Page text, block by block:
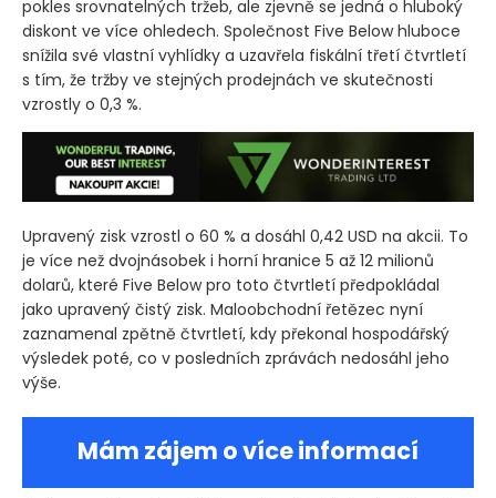
pokles srovnatelných tržeb, ale zjevně se jedná o hluboký
diskont ve více ohledech. Společnost Five Below hluboce
snížila své vlastní vyhlídky a uzavřela fiskální třetí čtvrtletí
s tím, že tržby ve stejných prodejnách ve skutečnosti
vzrostly o 0,3 %.
Upravený zisk vzrostl o 60 % a dosáhl 0,42 USD na akcii. To
je více než dvojnásobek i horní hranice 5 až 12 milionů
dolarů, které Five Below pro toto čtvrtletí předpokládal
jako upravený čistý zisk. Maloobchodní řetězec nyní
zaznamenal zpětně čtvrtletí, kdy překonal hospodářský
výsledek poté, co v posledních zprávách nedosáhl jeho
výše.
Mám zájem o více informací